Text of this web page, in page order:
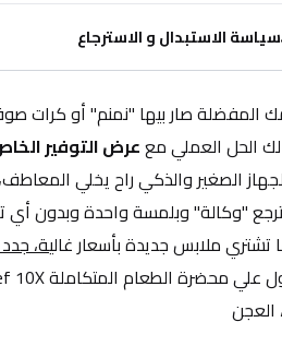
سياسة الاستبدال و الاسترجاع
لك الحل العملي مع عرض التوفير
ترجع "وكالة" وبلمسة واحدة وبدون
تشتري ملابس جديدة بأسعار غالية،
العجن